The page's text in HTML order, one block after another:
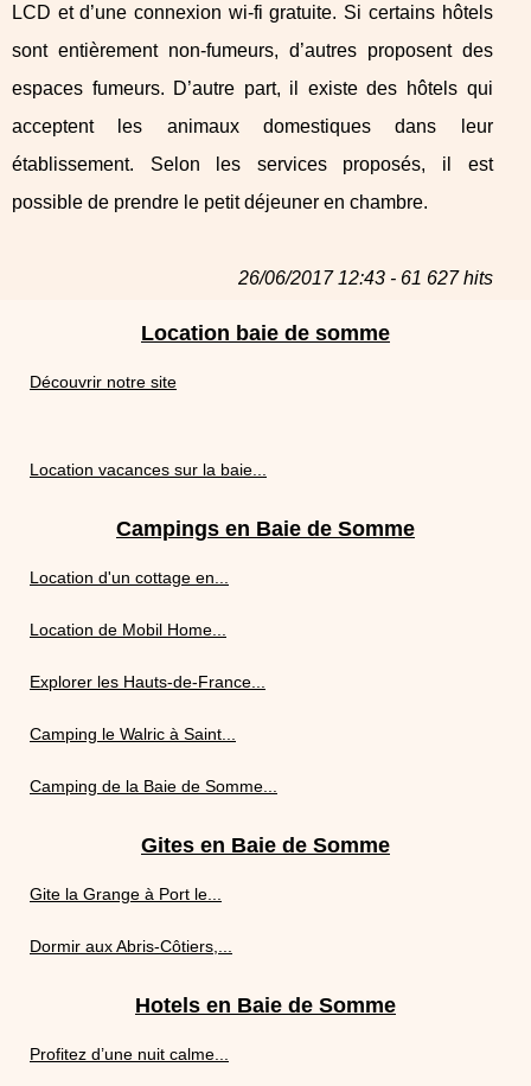
LCD et d’une connexion wi-fi gratuite. Si certains hôtels
sont entièrement non-fumeurs, d’autres proposent des
espaces fumeurs. D’autre part, il existe des hôtels qui
acceptent les animaux domestiques dans leur
établissement. Selon les services proposés, il est
possible de prendre le petit déjeuner en chambre.
26/06/2017 12:43 - 61 627 hits
Location baie de somme
Découvrir notre site
Location vacances sur la baie...
Campings en Baie de Somme
Location d'un cottage en...
Location de Mobil Home...
Explorer les Hauts-de-France...
Camping le Walric à Saint...
Camping de la Baie de Somme...
Gites en Baie de Somme
Gite la Grange à Port le...
Dormir aux Abris-Côtiers,...
Hotels en Baie de Somme
Profitez d’une nuit calme...